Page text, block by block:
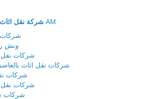
شركة نقل اثاث 7/23/2021 8:44 AM
شركات
ونش
شركات نقل
شركات نقل اثاث
شركات
شركات نقل
شركات